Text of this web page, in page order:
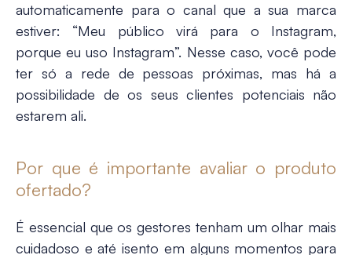
automaticamente para o canal que a sua marca
estiver: “Meu público virá para o Instagram,
porque eu uso Instagram”. Nesse caso, você pode
ter só a rede de pessoas próximas, mas há a
possibilidade de os seus clientes potenciais não
estarem ali.
Por que é importante avaliar o produto
ofertado?
É essencial que os gestores tenham um olhar mais
cuidadoso e até isento em alguns momentos para